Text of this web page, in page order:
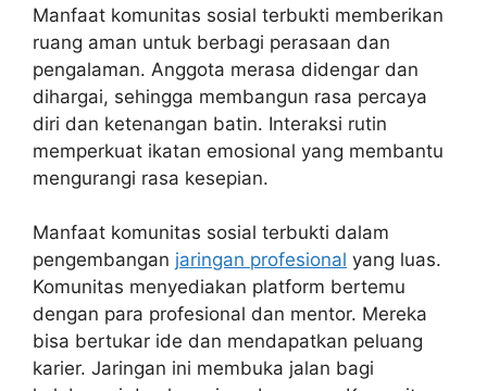
Manfaat komunitas sosial terbukti memberikan
ruang aman untuk berbagi perasaan dan
pengalaman. Anggota merasa didengar dan
dihargai, sehingga membangun rasa percaya
diri dan ketenangan batin. Interaksi rutin
memperkuat ikatan emosional yang membantu
mengurangi rasa kesepian.
Manfaat komunitas sosial terbukti dalam
pengembangan jaringan profesional yang luas.
Komunitas menyediakan platform bertemu
dengan para profesional dan mentor. Mereka
bisa bertukar ide dan mendapatkan peluang
karier. Jaringan ini membuka jalan bagi